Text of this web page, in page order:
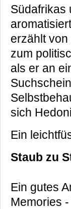
Südafrikas
erzählt
zum
als er an
sich
Ein
Staub zu
Ein gutes
Memories